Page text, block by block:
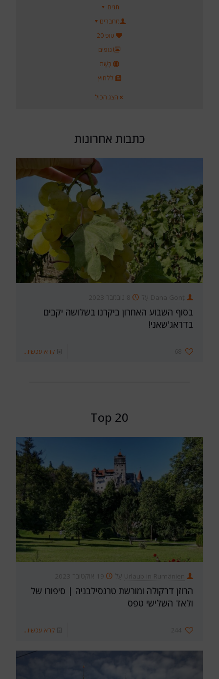
תגים
מחברים
טופ 20
נופים
רֶשֶׁת
ללחוץ
הצג הכול
כתבות אחרונות
Dana Gonț עַל 8 נובמבר 2023
בסוף השבוע האחרון ביקרנו בשלושה יקבים
בדראג'שאני!
68 קרא עכשיו...
Top 20
Urlaub in Rumänien עַל 19 אוקטובר 2023
הרוזן דרקולה ומורשת טרנסילבניה | סיפורו של
ולאד השלישי טפס
244 קרא עכשיו...